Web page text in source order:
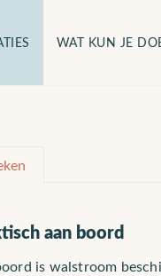
WAT KUN JE
aan boord
is walstroom